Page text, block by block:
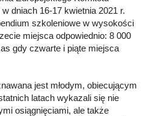
dniach 16-17 kwietnia 2021 r.
szkoleniowe w wysokości
miejsca odpowiednio: 8 000
gdy czwarte i piąte miejsca
jest młodym, obiecującym
latach wykazali się nie
osiągnięciami, ale także